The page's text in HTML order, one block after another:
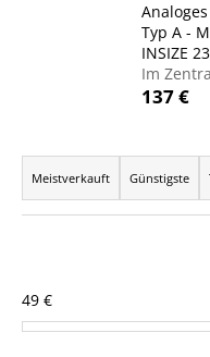
Typ A -
INSIZE
Im
137 €
P
o
k
t
Meistverkauft Günstigste
49 €
SUCHEN
i
e
e
h